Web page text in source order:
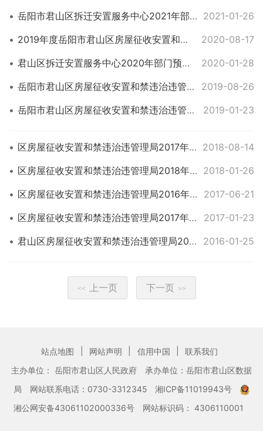
岳阳市君山区拆迁安置服务中心2021年部门预算情况公开说明 2021-01-26
2019年度岳阳市君山区房屋征收安置和禁违治违管理局部门决算情况公开说明
2020-08-17
君山区拆迁安置服务中心2020年部门预算公开说明
2020-01-28
岳阳市君山区房屋征收安置和禁违治违管理局2018年部门决算说明
2019-08-26
岳阳市君山区房屋征收安置和禁违治违管理局2019年部门预算情况公开说明
2019-01-23
区房屋征收安置和禁违治违管理局2017年部门决算情况公开 2018-08-14
区房屋征收安置和禁违治违管理局2018年部门预算情况公开 2018-01-26
区房屋征收安置和禁违治违管理局2016年度部门决算情况公开
2017-06-21
区房屋征收安置和禁违治违管理局2017年度部门预算情况公开
2017-01-23
君山区房屋征收安置和禁违治违管理局2016年部门预算情况公开
2016-01-25
<< 上一页 下一页 >>
站点地图 网站声明 信用中国
联系我们
主办单位： 岳阳市君山区人民政府
承办单位：岳阳市君山区数据
局
网站联系电话：0730-3312345
湘ICP备11019943号
湘公网安备43061102000336号
网站标识码： 4306110001